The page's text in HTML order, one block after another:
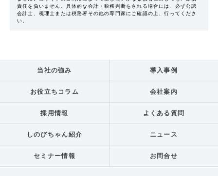
責任を負いません。具体的な会計・税務判断をされる場合には、必ず公認
会計士、税理士または税務署その他の専門家にご確認の上、行ってくださ
い。
当社の強み 導入事例
お役立ちコラム 会社案内
採用情報 よくある質問
しのびちゃん紹介 ニュース
セミナー情報 お問合せ